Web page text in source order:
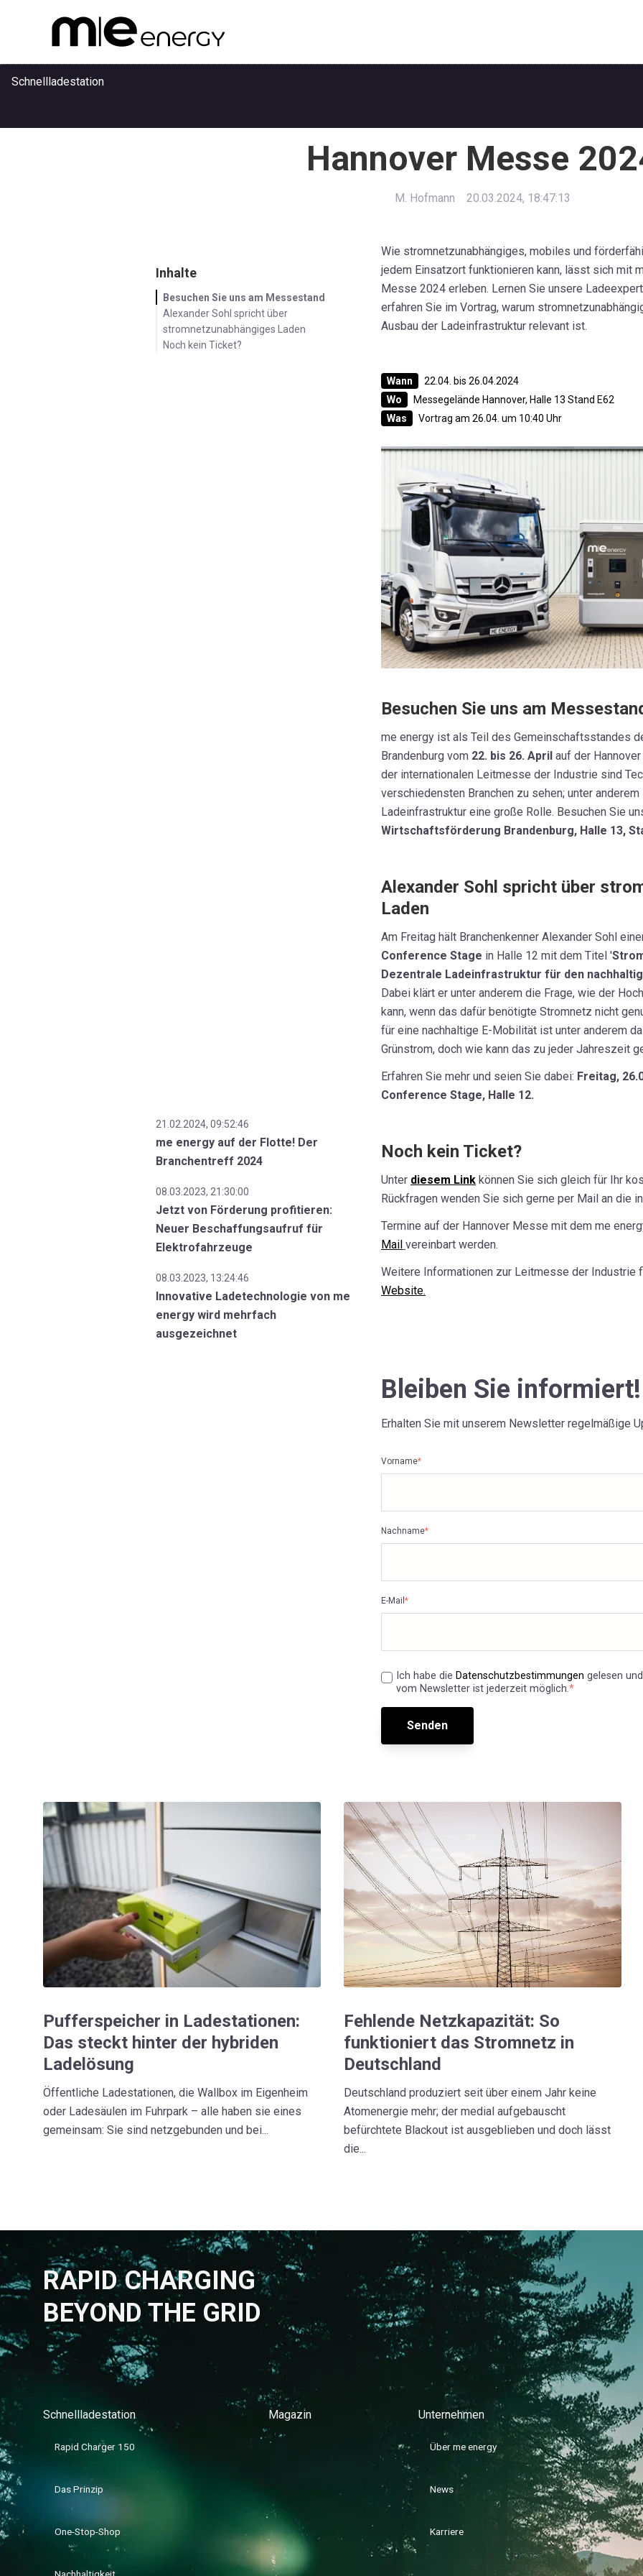
Schnellladestation
Hannover Messe
M. Hofmann 20.03.2024, 18:47:13
Inhalte
Besuchen Sie uns am Messestand
Alexander Sohl spricht über
stromnetzunabhängiges Laden
Noch kein Ticket?
21.02.2024, 09:52:46
me energy auf der Flotte! Der
Branchentreff 2024
08.03.2023, 21:30:00
Jetzt von Förderung profitieren:
Neuer Beschaffungsaufruf für
Elektrofahrzeuge
08.03.2023, 13:24:46
Innovative Ladetechnologie von me
energy wird mehrfach
ausgezeichnet
Wie stromnetzunabhängiges, mobiles und
jedem Einsatzort funktionieren kann, lässt sich mit
Messe 2024 erleben. Lernen Sie unsere
erfahren Sie im Vortrag, warum
Ausbau der Ladeinfrastruktur relevant ist.
Wann
22.04. bis 26.04.2024
Wo
Messegelände Hannover, Halle 13 Stand E62
Was
Vortrag am 26.04. um 10:40 Uhr
Besuchen Sie uns am
me energy ist als Teil des Gemeinschaftsstandes
Brandenburg vom 22. bis 26. April auf der
der internationalen Leitmesse der Industrie sind
verschiedensten Branchen zu sehen; unter
Ladeinfrastruktur eine große Rolle. Besuchen Sie
Wirtschaftsförderung Brandenburg, Halle 13,
Alexander Sohl spricht über
Laden
Am Freitag hält Branchenkenner Alexander Sohl
Conference Stage in Halle 12 mit dem Titel '
Dezentrale Ladeinfrastruktur für den
Dabei klärt er unter anderem die Frage, wie der
kann, wenn das dafür benötigte Stromnetz nicht
für eine nachhaltige E-Mobilität ist unter anderem
Grünstrom, doch wie kann das zu jeder Jahreszeit
Erfahren Sie mehr und seien Sie dabei: Freitag,
Conference Stage, Halle 12.
Noch kein Ticket?
Unter diesem Link können Sie sich gleich für Ihr
Rückfragen wenden Sie sich gerne per Mail an die
Termine auf der Hannover Messe mit dem me
Mail vereinbart werden.
Weitere Informationen zur Leitmesse der Industrie
Website.
Bleiben Sie informiert!
Erhalten Sie mit unserem Newsletter regelmäßige
Vorname*
Nachname*
E-Mail *
Ich habe die Datenschutzbestimmungen gelesen
vom Newsletter ist jederzeit möglich.*
Pufferspeicher in Ladestationen:
Das steckt hinter der hybriden
Ladelösung
Öffentliche Ladestationen, die Wallbox im Eigenheim
oder Ladesäulen im Fuhrpark – alle haben sie eines
gemeinsam: Sie sind netzgebunden und bei...
Fehlende Netzkapazität: So
funktioniert das Stromnetz in
Deutschland
Deutschland produziert seit über einem Jahr keine
Atomenergie mehr; der medial aufgebauscht
befürchtete Blackout ist ausgeblieben und doch lässt
die...
RAPID CHARGING
BEYOND THE GRID
Schnellladestation
Rapid Charger 150
Das Prinzip
One-Stop-Shop
Magazin Unternehmen
Über me energy
News
Karriere